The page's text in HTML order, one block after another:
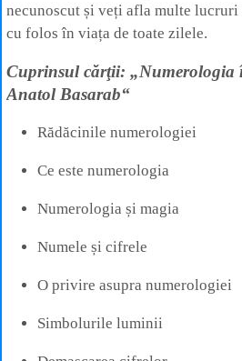
necunoscut și veți afla multe
cu folos în viața de toate zilele.
Cuprinsul cărţii: „Numerologia
Anatol Basarab“
Rădăcinile numerologiei
Ce este numerologia
Numerologia și magia
Numele și cifrele
O privire asupra numerologiei
Simbolurile luminii